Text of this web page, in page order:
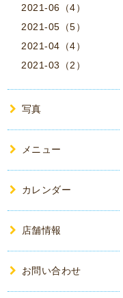
2021-06（4）
2021-05（5）
2021-04（4）
2021-03（2）
写真
メニュー
カレンダー
店舗情報
お問い合わせ